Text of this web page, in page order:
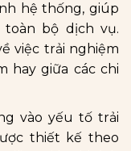
hệ thống, giúp
bộ dịch vụ.
việc trải nghiệm
hay giữa các chi
vào yếu tố trải
thiết kế theo